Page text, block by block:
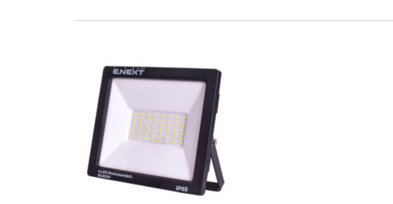
світлодіодний
50Вт,
6000К
E.NEXT